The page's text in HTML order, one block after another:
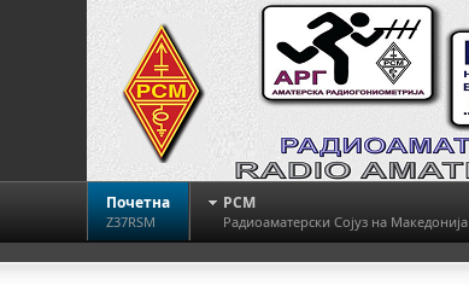
Почетна
Z37RSM
РСМ
Радиоаматерски Сојуз на Македонија